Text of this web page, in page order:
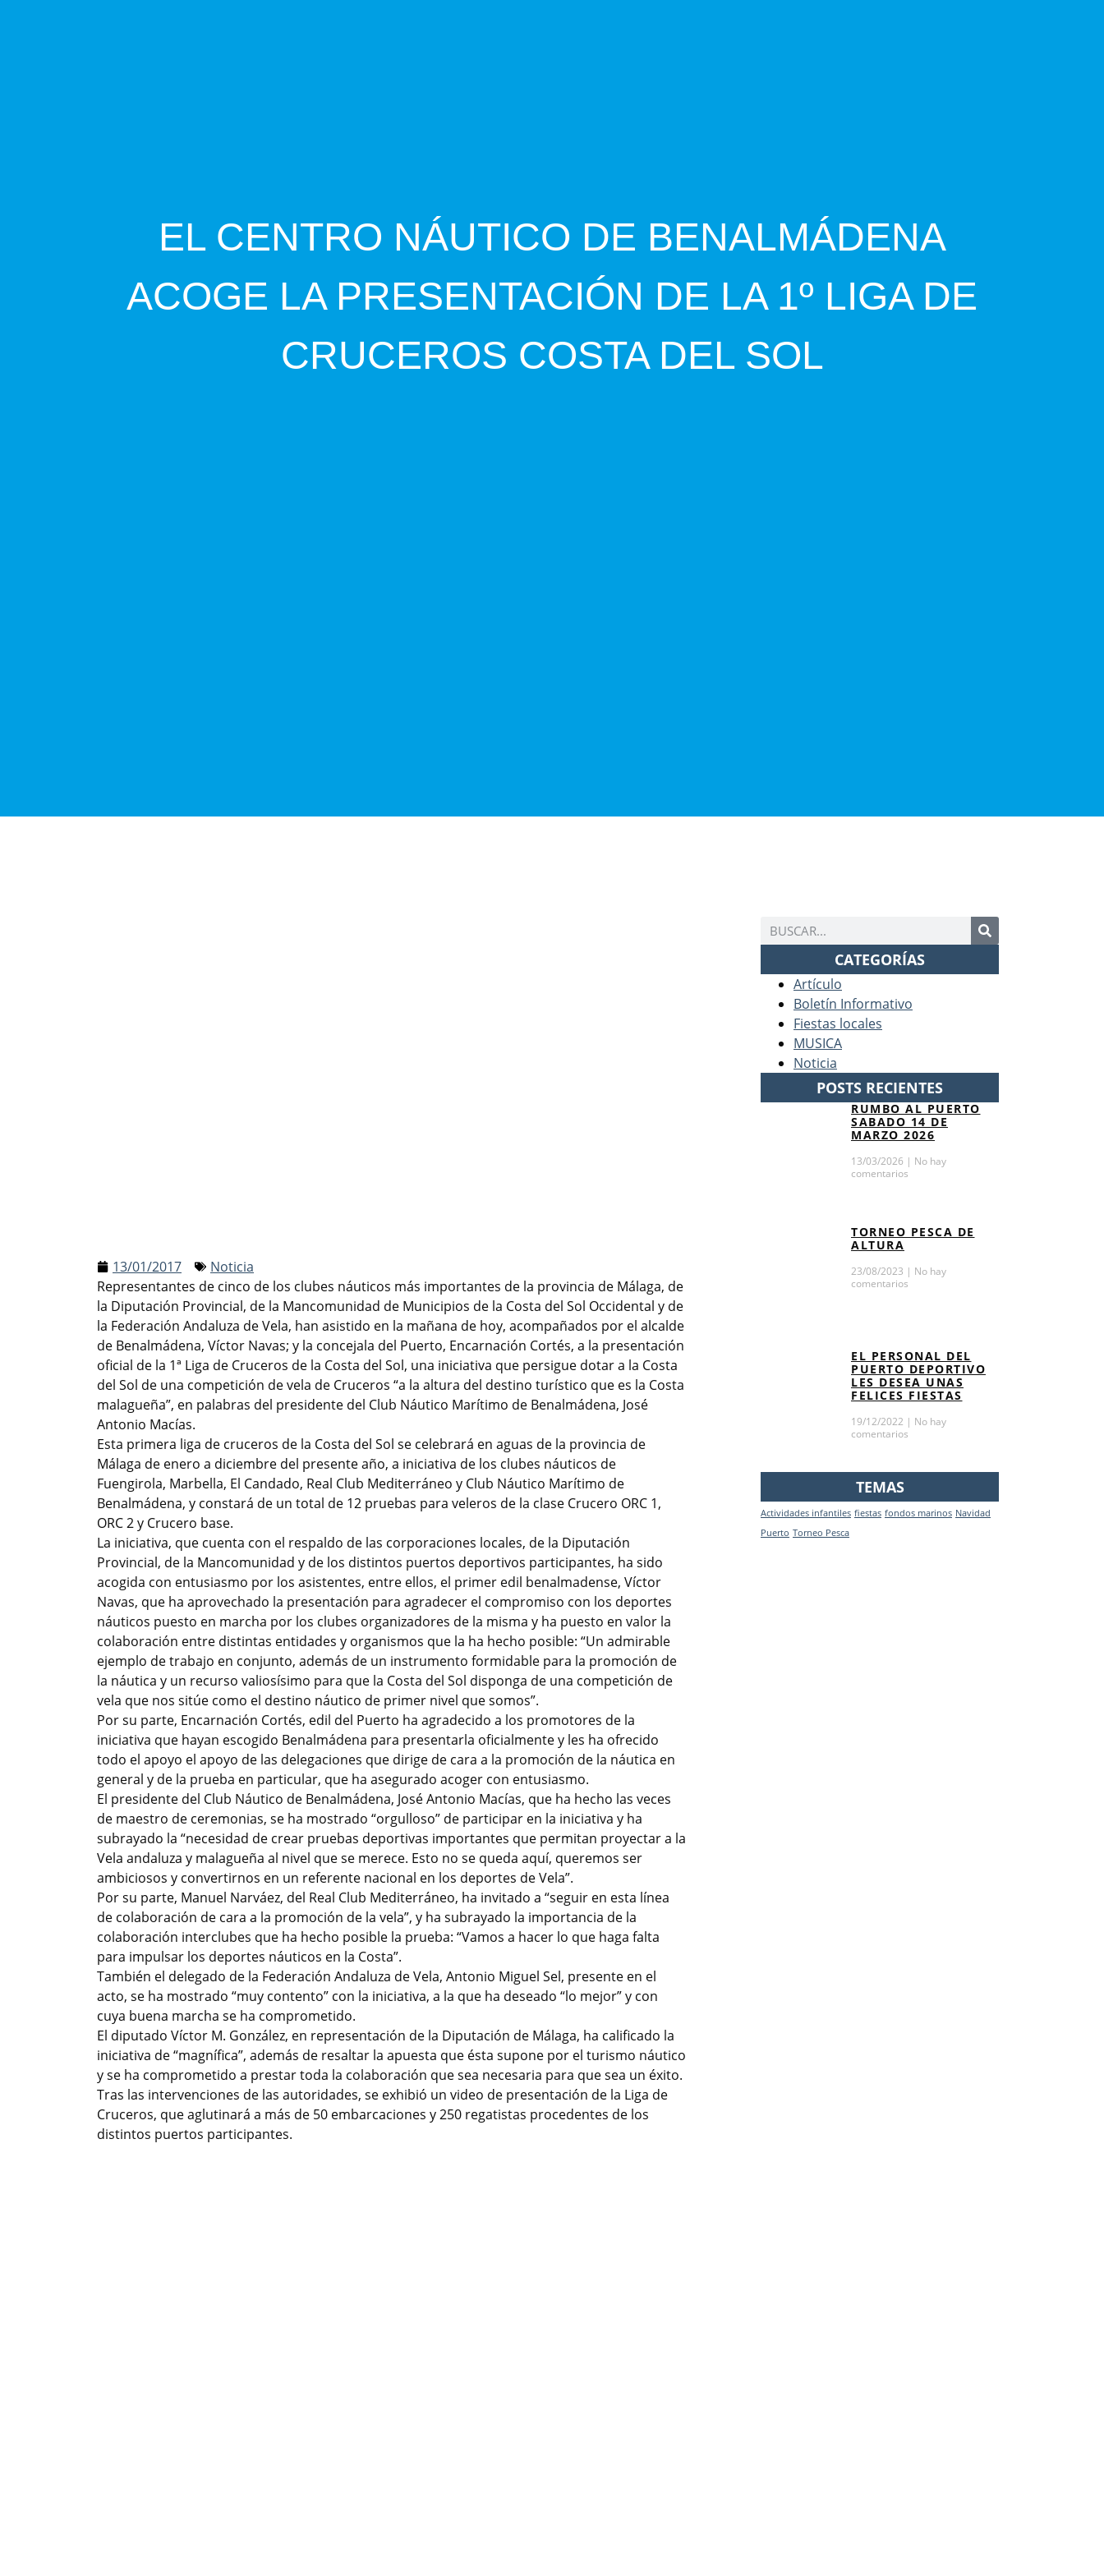
EL CENTRO NÁUTICO DE BENALMÁDENA
ACOGE LA PRESENTACIÓN DE LA 1º LIGA DE
CRUCEROS COSTA DEL SOL
13/01/2017
Noticia
Representantes de cinco de los clubes náuticos más importantes de la provincia de Málaga, de
la Diputación Provincial, de la Mancomunidad de Municipios de la Costa del Sol Occidental y de
la Federación Andaluza de Vela, han asistido en la mañana de hoy, acompañados por el alcalde
de Benalmádena, Víctor Navas; y la concejala del Puerto, Encarnación Cortés, a la presentación
oficial de la 1ª Liga de Cruceros de la Costa del Sol, una iniciativa que persigue dotar a la Costa
del Sol de una competición de vela de Cruceros “a la altura del destino turístico que es la Costa
malagueña”, en palabras del presidente del Club Náutico Marítimo de Benalmádena, José
Antonio Macías.
Esta primera liga de cruceros de la Costa del Sol se celebrará en aguas de la provincia de
Málaga de enero a diciembre del presente año, a iniciativa de los clubes náuticos de
Fuengirola, Marbella, El Candado, Real Club Mediterráneo y Club Náutico Marítimo de
Benalmádena, y constará de un total de 12 pruebas para veleros de la clase Crucero ORC 1,
ORC 2 y Crucero base.
La iniciativa, que cuenta con el respaldo de las corporaciones locales, de la Diputación
Provincial, de la Mancomunidad y de los distintos puertos deportivos participantes, ha sido
acogida con entusiasmo por los asistentes, entre ellos, el primer edil benalmadense, Víctor
Navas, que ha aprovechado la presentación para agradecer el compromiso con los deportes
náuticos puesto en marcha por los clubes organizadores de la misma y ha puesto en valor la
colaboración entre distintas entidades y organismos que la ha hecho posible: “Un admirable
ejemplo de trabajo en conjunto, además de un instrumento formidable para la promoción de
la náutica y un recurso valiosísimo para que la Costa del Sol disponga de una competición de
vela que nos sitúe como el destino náutico de primer nivel que somos”.
Por su parte, Encarnación Cortés, edil del Puerto ha agradecido a los promotores de la
iniciativa que hayan escogido Benalmádena para presentarla oficialmente y les ha ofrecido
todo el apoyo el apoyo de las delegaciones que dirige de cara a la promoción de la náutica en
general y de la prueba en particular, que ha asegurado acoger con entusiasmo.
El presidente del Club Náutico de Benalmádena, José Antonio Macías, que ha hecho las veces
de maestro de ceremonias, se ha mostrado “orgulloso” de participar en la iniciativa y ha
subrayado la “necesidad de crear pruebas deportivas importantes que permitan proyectar a la
Vela andaluza y malagueña al nivel que se merece. Esto no se queda aquí, queremos ser
ambiciosos y convertirnos en un referente nacional en los deportes de Vela”.
Por su parte, Manuel Narváez, del Real Club Mediterráneo, ha invitado a “seguir en esta línea
de colaboración de cara a la promoción de la vela”, y ha subrayado la importancia de la
colaboración interclubes que ha hecho posible la prueba: “Vamos a hacer lo que haga falta
para impulsar los deportes náuticos en la Costa”.
También el delegado de la Federación Andaluza de Vela, Antonio Miguel Sel, presente en el
acto, se ha mostrado “muy contento” con la iniciativa, a la que ha deseado “lo mejor” y con
cuya buena marcha se ha comprometido.
El diputado Víctor M. González, en representación de la Diputación de Málaga, ha calificado la
iniciativa de “magnífica”, además de resaltar la apuesta que ésta supone por el turismo náutico
y se ha comprometido a prestar toda la colaboración que sea necesaria para que sea un éxito.
Tras las intervenciones de las autoridades, se exhibió un video de presentación de la Liga de
Cruceros, que aglutinará a más de 50 embarcaciones y 250 regatistas procedentes de los
distintos puertos participantes.
CATEGORÍAS
Artículo
Boletín Informativo
Fiestas locales
MUSICA
Noticia
POSTS RECIENTES
RUMBO AL PUERTO
SABADO 14 DE
MARZO 2026
13/03/2026
No hay
comentarios
TORNEO PESCA DE
ALTURA
23/08/2023
No hay
comentarios
EL PERSONAL DEL
PUERTO DEPORTIVO
LES DESEA UNAS
FELICES FIESTAS
19/12/2022
No hay
comentarios
TEMAS
Actividades infantiles fiestas fondos marinos Navidad
Puerto Torneo Pesca